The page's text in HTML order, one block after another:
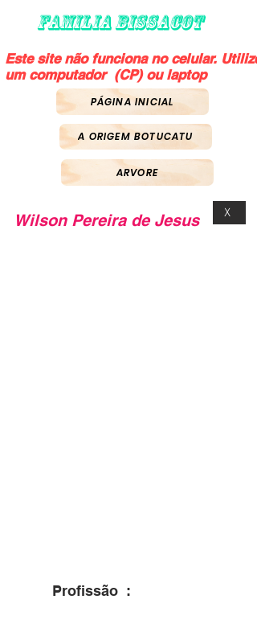
FAMILIA BISSACOT
Este site não funciona no celular. Utilize
um computador (CP) ou laptop
PÁGINA INICIAL
A ORIGEM BOTUCATU
ARVORE
Wilson Pereira de Jesus X
Profissão :